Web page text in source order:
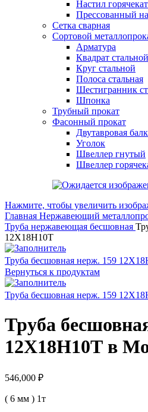
Настил
Прессованный
Сетка сварная
Сортовой
Арматура
Квадрат стальной
Круг стальной
Полоса стальная
Шестигранник
Шпонка
Трубный прокат
Фасонный прокат
Двутавровая
Уголок
Швеллер гнутый
Швеллер
Нажмите, чтобы увеличить
Главная Нержавеющий
Труба нержавеющая бесшовная
12Х18Н10Т
Труба бесшовная нерж. 159
Вернуться к продуктам
Труба бесшовная нерж. 159
Труба
12Х18Н10Т в
546,000 ₽
( 6 мм ) 1т